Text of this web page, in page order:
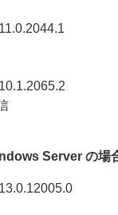
Server の場